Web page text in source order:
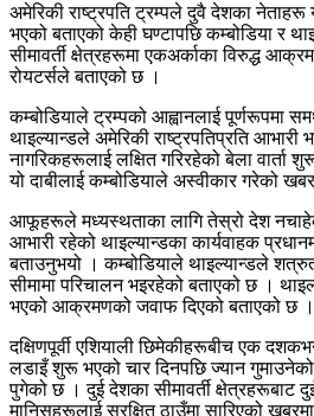
अमेरिकी राष्ट्रपति ट्रम्पले दुवै देशका नेताहरू
भएको बताएको केही घण्टापछि कम्बोडिया र
सीमावर्ती क्षेत्रहरूमा एकअर्काका विरुद्ध
रोयटर्सले बताएको छ ।
कम्बोडियाले ट्रम्पको आह्वानलाई पूर्णरूपमा
थाइल्यान्डले अमेरिकी राष्ट्रपतिप्रति आभारी
नागरिकहरूलाई लक्षित गरिरहेको बेला वार्ता
यो दाबीलाई कम्बोडियाले अस्वीकार गरेको
आफूहरूले मध्यस्थताका लागि तेस्रो देश
आभारी रहेको थाइल्यान्डका कार्यवाहक
बताउनुभयो । कम्बोडियाले थाइल्यान्डले
सीमामा परिचालन भइरहेको बताएको छ ।
भएको आक्रमणको जवाफ दिएको बताएको छ ।
दक्षिणपूर्वी एशियाली छिमेकीहरूबीच एक
लडाइँ शुरू भएको चार दिनपछि ज्यान
पुगेको छ । दुई देशका सीमावर्ती क्षेत्रहरूबाट
मानिसहरूलाई सुरक्षित ठाउँमा सारिएको